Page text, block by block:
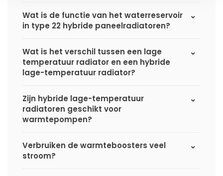
Wat is de functie van het waterreservoir
in type 22 hybride paneelradiatoren?
Wat is het verschil tussen een lage
temperatuur radiator en een hybride
lage-temperatuur radiator?
Zijn hybride lage-temperatuur
radiatoren geschikt voor
warmtepompen?
Verbruiken de warmteboosters veel
stroom?